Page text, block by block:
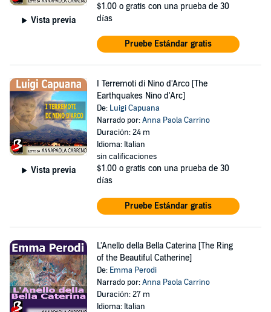
Vista previa
$1.00 o gratis con una prueba de 30
días
Pruebe Estándar gratis
Vista previa
I Terremoti di Nino d'Arco [The
Earthquakes Nino d'Arc]
De: Luigi Capuana
Narrado por:Anna Paola Carrino
Duración: 24 m
Idioma: Italian
sin calificaciones
$1.00 o gratis con una prueba de 30
días
Pruebe Estándar gratis
L'Anello della Bella Caterina [The Ring
of the Beautiful Catherine]
De: Emma Perodi
Narrado por:Anna Paola Carrino
Duración: 27 m
Idioma: Italian